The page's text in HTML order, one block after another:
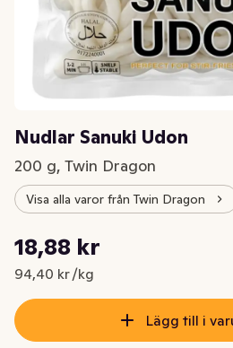
Nudlar Sanuki Udon
200 g, Twin Dragon
Visa alla varor från Twin Dragon
Nuvarande pris är: 18,88 kr
18,88 kr
94,40 kr /kg
Styckpris: 94,40 kr /kg
Lägg till i